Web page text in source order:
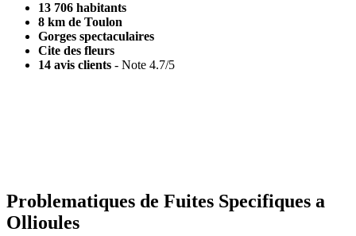
13 706 habitants
8 km de Toulon
Gorges spectaculaires
Cite des fleurs
14 avis clients - Note 4.7/5
Problematiques de Fuites Specifiques a
Ollioules